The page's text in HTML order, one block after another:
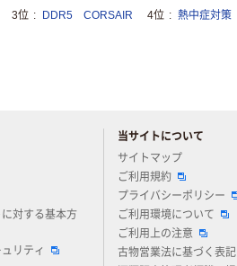
3位 DDR5 CORSAIR 4位 熱中症対策
対する基本方
リティ
当サイトについて
サイトマップ
ご利用規約
プライバシーポリシー
ご利用環境について
ご利用上の注意
古物営業法に基づく表記